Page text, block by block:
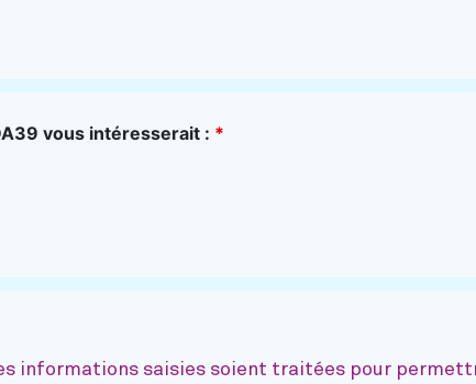
vous intéresserait : *
informations saisies soient traitées pour